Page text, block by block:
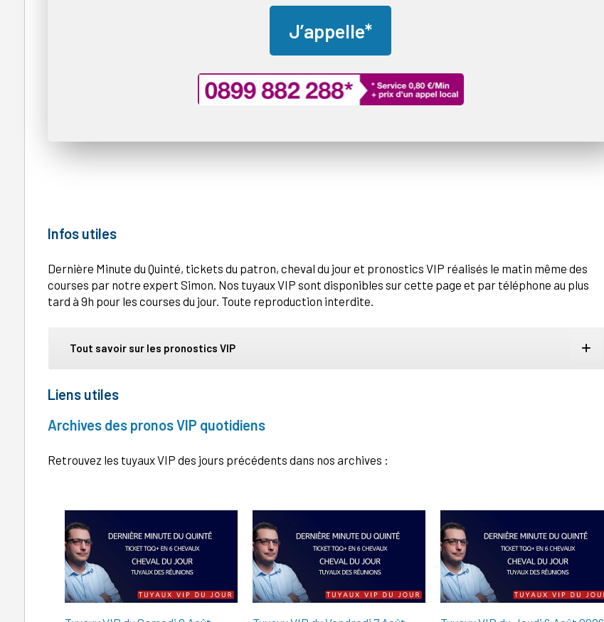
J’appelle*
Infos utiles
Dernière Minute du Quinté, tickets du patron, cheval du jour et pronostics VIP réalisés le matin même des
courses par notre expert Simon. Nos tuyaux VIP sont disponibles sur cette page et par téléphone au plus
tard à 9h pour les courses du jour. Toute reproduction interdite.
Tout savoir sur les pronostics VIP
Liens utiles
Archives des pronos VIP quotidiens
Retrouvez les tuyaux VIP des jours précédents dans nos archives :